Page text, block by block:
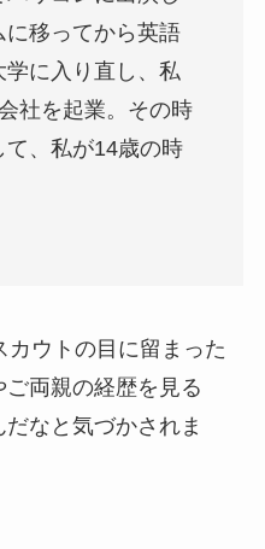
移ってから英語
学に入り直し、私
社を起業。その時
、私が14歳の時
ウトの目に留まった
両親の経歴を見る
なと気づかされま